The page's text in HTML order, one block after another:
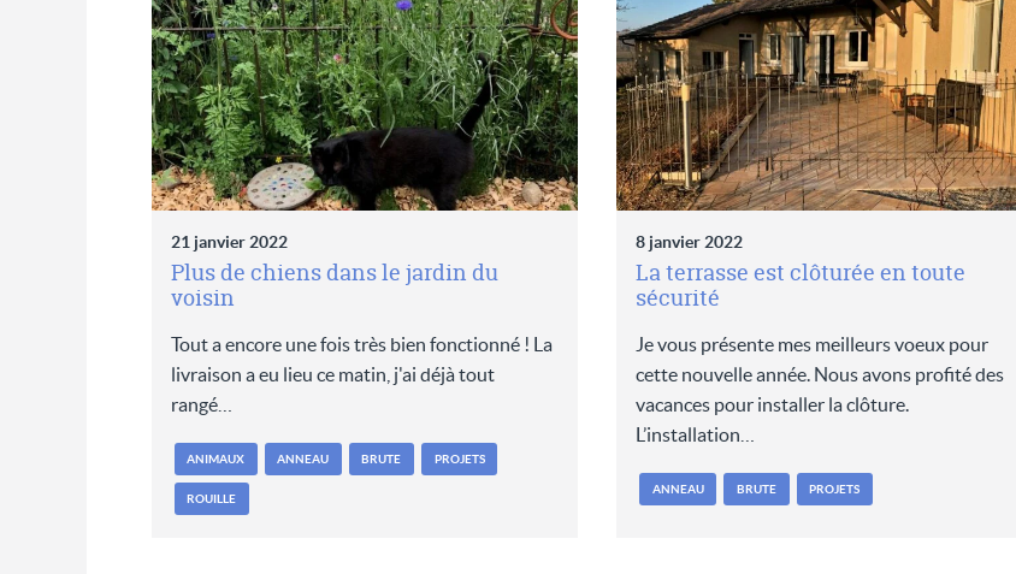
21 janvier 2022
Plus de chiens dans le jardin du
voisin
Tout a encore une fois très bien fonctionné ! La
livraison a eu lieu ce matin, j'ai déjà tout
rangé…
ANIMAUX ANNEAU BRUTE PROJETS
ROUILLE
8 janvier 2022
La terrasse est clôturée en toute
sécurité
Je vous présente mes meilleurs voeux pour
cette nouvelle année. Nous avons profité des
vacances pour installer la clôture.
L’installation…
ANNEAU BRUTE PROJETS